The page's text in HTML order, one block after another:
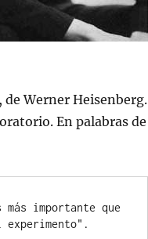
Werner Heisenberg.
En palabras de
importante que